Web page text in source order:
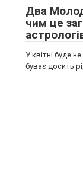
Два
чим це
У квітні буде
буває досить